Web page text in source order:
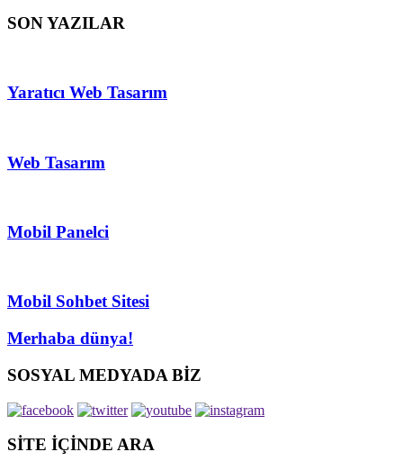
SON YAZILAR
Yaratıcı Web Tasarım
Web Tasarım
Mobil Panelci
Mobil Sohbet Sitesi
Merhaba dünya!
SOSYAL MEDYADA BİZ
SİTE İÇİNDE ARA